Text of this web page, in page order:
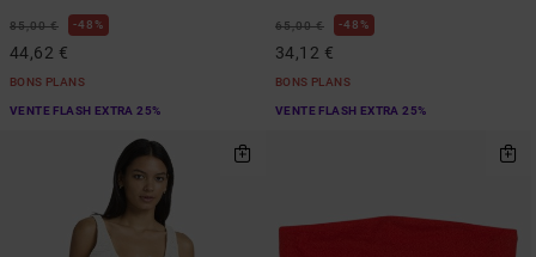
85,00 € 48%
44,62 €
BONS PLANS
VENTE FLASH EXTRA 25%
65,00 € 48%
34,12 €
BONS PLANS
VENTE FLASH EXTRA 25%